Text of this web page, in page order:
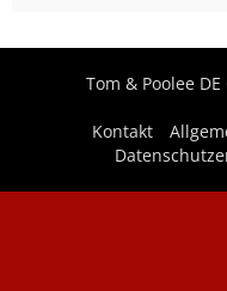
Tom & Poolee
Kontakt